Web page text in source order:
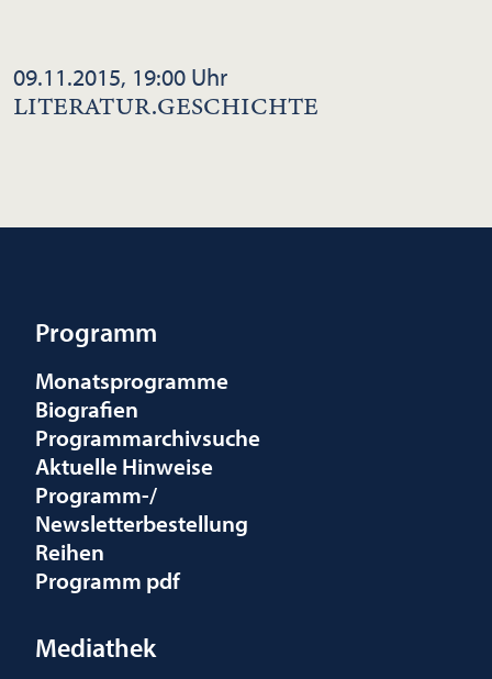
09.11.2015, 19:00 Uhr
LITERATUR.GESCHICHTE
Programm
Monatsprogramme
Biografien
Programmarchivsuche
Aktuelle Hinweise
Programm-/
Newsletterbestellung
Reihen
Programm pdf
Mediathek